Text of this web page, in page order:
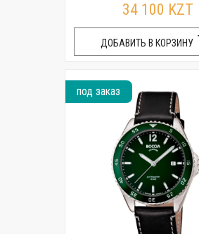
34 100 KZT
ДОБАВИТЬ В КОРЗИНУ
под заказ